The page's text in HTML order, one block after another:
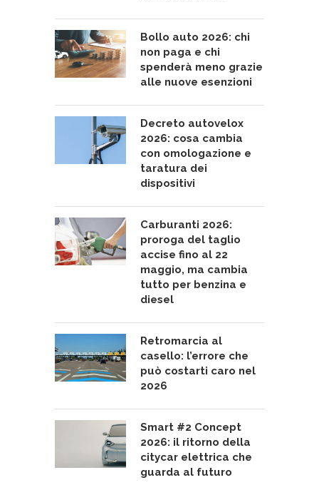
Bollo auto 2026: chi
non paga e chi
spenderà meno grazie
alle nuove esenzioni
Decreto autovelox
2026: cosa cambia
con omologazione e
taratura dei
dispositivi
Carburanti 2026:
proroga del taglio
accise fino al 22
maggio, ma cambia
tutto per benzina e
diesel
Retromarcia al
casello: l’errore che
può costarti caro nel
2026
Smart #2 Concept
2026: il ritorno della
citycar elettrica che
guarda al futuro